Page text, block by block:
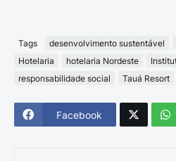
Tags desenvolvimento sustentável
Hotelaria
hotelaria Nordeste
responsabilidade social
Tauá Resort
Facebook